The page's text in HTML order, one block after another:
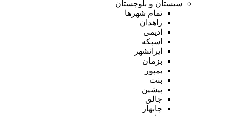
سیستان و بلوچستان
تمام شهر‌ها
زاهدان
ادیمی
اسپکه
ایرانشهر
بزمان
بمپور
بنت
پیشین
جالق
چابهار